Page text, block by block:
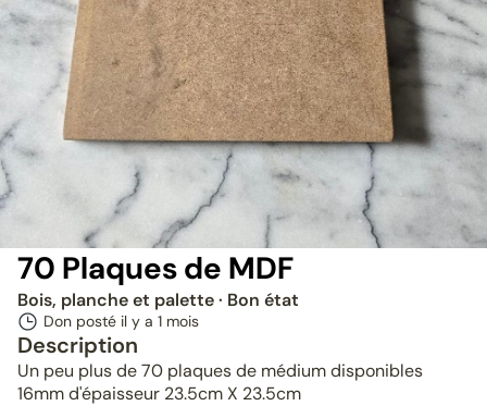
70 Plaques de MDF
Bois, planche et palette· Bon état
Don posté il y a 1 mois
Description
Un peu plus de 70 plaques de médium disponibles
16mm d'épaisseur 23.5cm X 23.5cm